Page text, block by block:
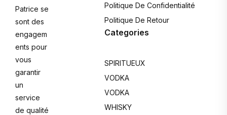
Patrice se
sont des
engagem
ents pour
vous
garantir
un
service
de qualité
Politique De Confidentialité
Politique De Retour
Categories
SPIRITUEUX
VODKA
VODKA
WHISKY